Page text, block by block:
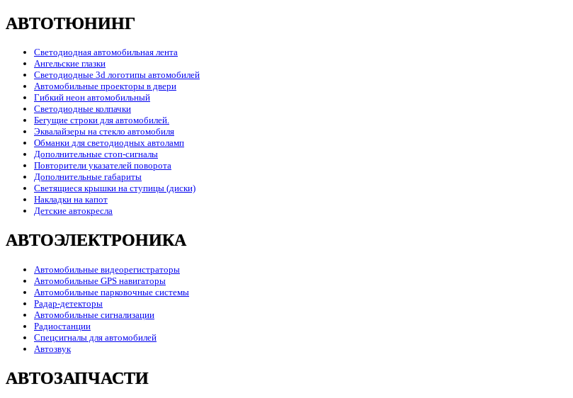
АВТОТЮНИНГ
Светодиодная автомобильная лента
Ангельские глазки
Светодиодные 3d логотипы автомобилей
Автомобильные проекторы в двери
Гибкий неон автомобильный
Светодиодные колпачки
Бегущие строки для автомобилей.
Эквалайзеры на стекло автомобиля
Обманки для светодиодных автоламп
Дополнительные стоп-сигналы
Повторители указателей поворота
Дополнительные габариты
Светящиеся крышки на ступицы (диски)
Накладки на капот
Детские автокресла
АВТОЭЛЕКТРОНИКА
Автомобильные видеорегистраторы
Автомобильные GPS навигаторы
Автомобильные парковочные системы
Радар-детекторы
Автомобильные сигнализации
Радиостанции
Спецсигналы для автомобилей
Автозвук
АВТОЗАПЧАСТИ